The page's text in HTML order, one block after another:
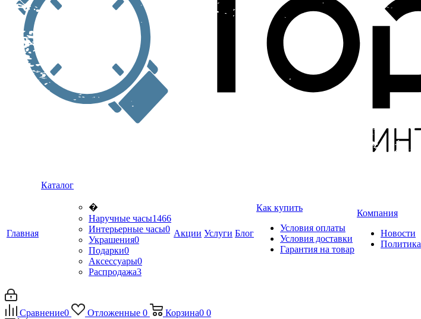
Главная
Каталог
�
Наручные часы1466
Интерьерные часы0
Украшения0
Подарки0
Аксессуары0
Распродажа3
Акции Услуги Блог
Как купить
Условия оплаты
Условия доставки
Гарантия на товар
Компания
Новости
Политика
Сравнение0 Отложенные 0 Корзина0 0